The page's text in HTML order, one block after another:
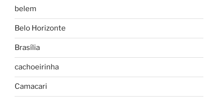
belem
Belo Horizonte
Brasília
cachoeirinha
Camacari